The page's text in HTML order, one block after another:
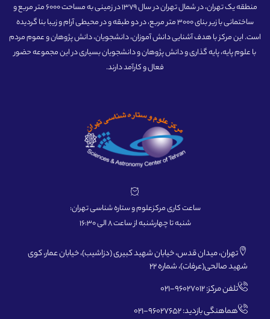
منطقه یک تهران، در شمال تهران در سال 1379 در زمینی به مساحت 6000 متر مربع و
ساختمانی با زیر بنای 3000 متر مربع، در دو طبقه و در محیطی آرام و زیبا بنا گردیده
است. این مرکز با هدف آشنایی دانش آموزان، دانشجویان، دانش پژوهان و عموم مردم
با علوم پایه، پایه گذاری و دانش پژوهان و دانشجویان بسیاری در این مجموعه حضور
فعال و کارآمد دارند.
ساعت کاری مرکزعلوم و ستاره شناسی تهران:
شنبه تا چهارشنبه از ساعت 8 الی 16:30
تهران، میدان قدس، خیابان شهید کبیری (دزاشیب)، خیابان عمار، کوی
شهید صالحی(عرفات)، شماره 22
تلفن مرکز: 96027012-021
هماهنگی بازدید: 96027652-021